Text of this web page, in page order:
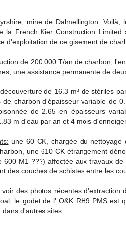
mine de Dalmellington. Voilà,
la French Kier Construction
d'exploitation de ce gisement de
de 200 000 T/an de charbon,
une assistance permanente de
de 16.3 m³ de stériles
de charbon d'épaisseur variable de
de 2.65 en épaisseurs
m d'eau par an et 4 mois
une 60 CK, chargée du
une 610 CK étrangement
600 M1 ???) affectée aux travaux
des couches de schistes entre les
des photos récentes d'extraction
le godet de l' O&K RH9 PMS est
dans d'autres sites.